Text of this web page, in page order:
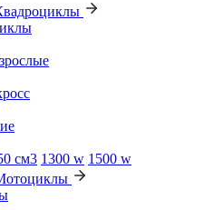
см3 1300 w 1500 w